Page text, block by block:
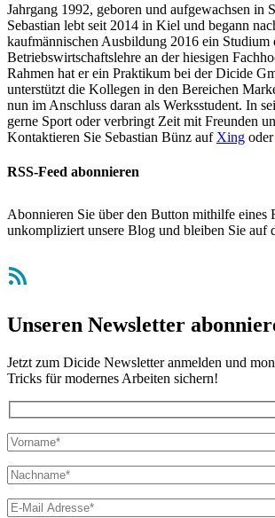
Jahrgang 1992, geboren und aufgewachsen in
Sebastian lebt seit 2014 in Kiel und begann
kaufmännischen Ausbildung 2016 ein Studium
Betriebswirtschaftslehre an der hiesigen
Rahmen hat er ein Praktikum bei der Dicide
unterstützt die Kollegen in den Bereichen
nun im Anschluss daran als Werksstudent. In
gerne Sport oder verbringt Zeit mit Freunden
Kontaktieren Sie Sebastian Bünz auf Xing oder
RSS-Feed abonnieren
Abonnieren Sie über den Button mithilfe eines
unkompliziert unsere Blog und bleiben Sie auf
RSS-Feed
Unseren Newsletter
Jetzt zum Dicide Newsletter anmelden und
Tricks für modernes Arbeiten sichern!